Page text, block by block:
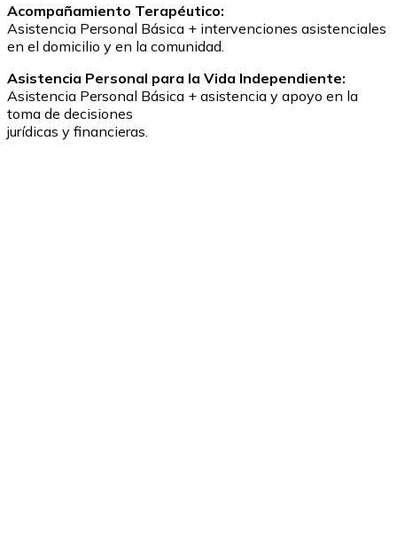
Acompañamiento Terapéutico:
Asistencia Personal Básica + intervenciones asistenciales
en el domicilio y en la comunidad.
Asistencia Personal para la Vida Independiente:
Asistencia Personal Básica + asistencia y apoyo en la
toma de decisiones
jurídicas y financieras.